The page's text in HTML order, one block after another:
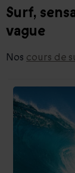
Surf,
vague
Nos cours de